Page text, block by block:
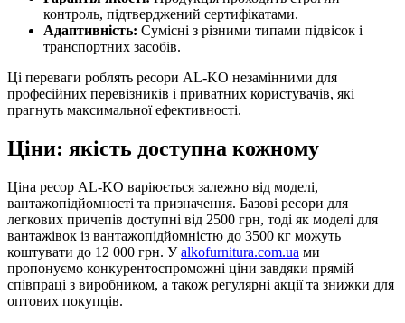
контроль, підтверджений сертифікатами.
Адаптивність: Сумісні з різними типами підвісок і
транспортних засобів.
Ці переваги роблять ресори AL-KO незамінними для
професійних перевізників і приватних користувачів, які
прагнуть максимальної ефективності.
Ціни: якість доступна кожному
Ціна ресор AL-KO варіюється залежно від моделі,
вантажопідйомності та призначення. Базові ресори для
легкових причепів доступні від 2500 грн, тоді як моделі для
вантажівок із вантажопідйомністю до 3500 кг можуть
коштувати до 12 000 грн. Уalkofurnitura.com.ua ми
пропонуємо конкурентоспроможні ціни завдяки прямій
співпраці з виробником, а також регулярні акції та знижки для
оптових покупців.